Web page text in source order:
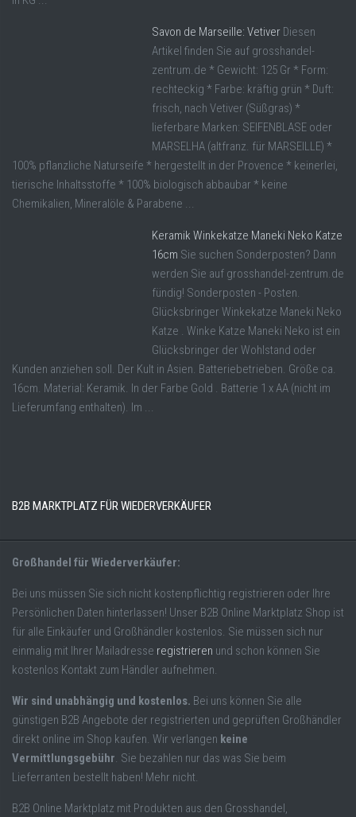
Savon de Marseille: Vetiver Diesen
Artikel finden Sie auf grosshandel-
zentrum.de * Gewicht: 125 Gr * Form:
rechteckig * Farbe: kräftig grün * Duft:
frisch, nach Vetiver (Süßgras) *
lieferbare Marken: SEIFENBLASE oder
MARSELHA (altfranz. für MARSEILLE) *
100% pflanzliche Naturseife * hergestellt in der Provence * keinerlei,
tierische Inhaltsstoffe * 100% biologisch abbaubar * keine
Chemikalien, Mineralöle & Parabene ...
Keramik Winkekatze Maneki Neko Katze
16cm Sie suchen Sonderposten? Dann
werden Sie auf grosshandel-zentrum.de
fündig! Sonderposten - Posten.
Glücksbringer Winkekatze Maneki Neko
Katze . Winke Katze Maneki Neko ist ein
Glücksbringer der Wohlstand oder
Kunden anziehen soll. Der Kult in Asien. Batteriebetrieben. Größe ca.
16cm. Material: Keramik. In der Farbe Gold . Batterie 1 x AA (nicht im
Lieferumfang enthalten). Im ...
B2B MARKTPLATZ FÜR WIEDERVERKÄUFER
Großhandel für Wiederverkäufer:
Bei uns müssen Sie sich nicht kostenpflichtig registrieren oder Ihre
Persönlichen Daten hinterlassen! Unser B2B Online Marktplatz Shop ist
für alle Einkäufer und Großhändler kostenlos. Sie müssen sich nur
einmalig mit Ihrer Mailadresse registrieren und schon können Sie
kostenlos Kontakt zum Händler aufnehmen.
Wir sind unabhängig und kostenlos. Bei uns können Sie alle
günstigen B2B Angebote der registrierten und geprüften Großhändler
direkt online im Shop kaufen. Wir verlangen keine
Vermittlungsgebühr. Sie bezahlen nur das was Sie beim
Lieferranten bestellt haben! Mehr nicht.
B2B Online Marktplatz mit Produkten aus den Grosshandel,